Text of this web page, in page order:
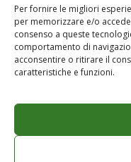
Per fornire le migliori
per memorizzare e/o
consenso a queste
comportamento di
acconsentire o ritirare il
caratteristiche e funzioni.
per iOS e Android..